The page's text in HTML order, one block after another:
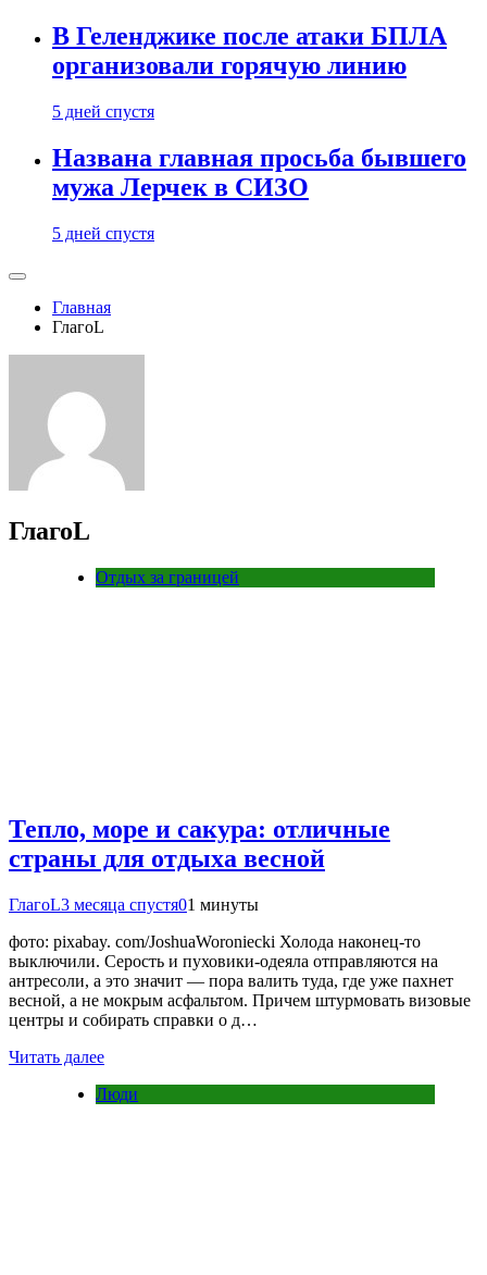
В Геленджике после атаки БПЛА
организовали горячую линию
5 дней спустя
Названа главная просьба бывшего
мужа Лерчек в СИЗО
5 дней спустя
Главная
ГлагоL
ГлагоL
Отдых за границей
Тепло, море и сакура: отличные
страны для отдыха весной
ГлагоL3 месяца спустя01 минуты
фото: pixabay. com/JoshuaWoroniecki Холода наконец-то
выключили. Серость и пуховики-одеяла отправляются на
антресоли, а это значит — пора валить туда, где уже пахнет
весной, а не мокрым асфальтом. Причем штурмовать визовые
центры и собирать справки о д…
Читать далее
Люди